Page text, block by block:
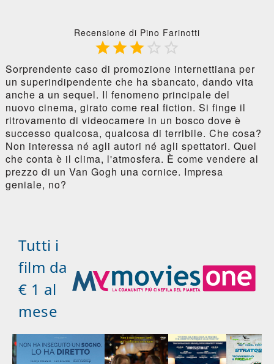
Recensione di Pino Farinotti
  
Sorprendente caso di promozione internettiana per
un superindipendente che ha sbancato, dando vita
anche a un sequel. Il fenomeno principale del
nuovo cinema, girato come real fiction. Si finge il
ritrovamento di videocamere in un bosco dove è
successo qualcosa, qualcosa di terribile. Che cosa?
Non interessa né agli autori né agli spettatori. Quel
che conta è il clima, l'atmosfera. È come vendere al
prezzo di un Van Gogh una cornice. Impresa
geniale, no?
Tutti i
film da
€ 1 al
mese